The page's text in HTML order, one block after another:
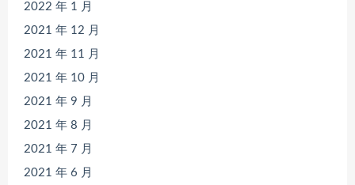
2022 年 1 月
2021 年 12 月
2021 年 11 月
2021 年 10 月
2021 年 9 月
2021 年 8 月
2021 年 7 月
2021 年 6 月